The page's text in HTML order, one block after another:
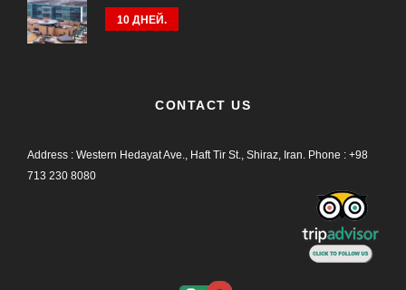
10 ДНЕЙ.
CONTACT US
Address : Western Hedayat Ave., Haft Tir St., Shiraz, Iran. Phone : +98
713 230 8080